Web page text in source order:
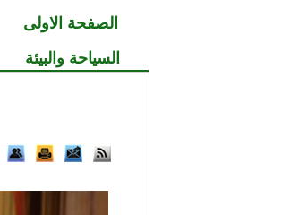
الصفحة الاولى
السياحة والبيئة